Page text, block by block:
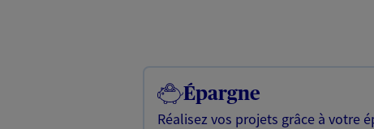
Épargne
Réalisez vos projets grâce à votre